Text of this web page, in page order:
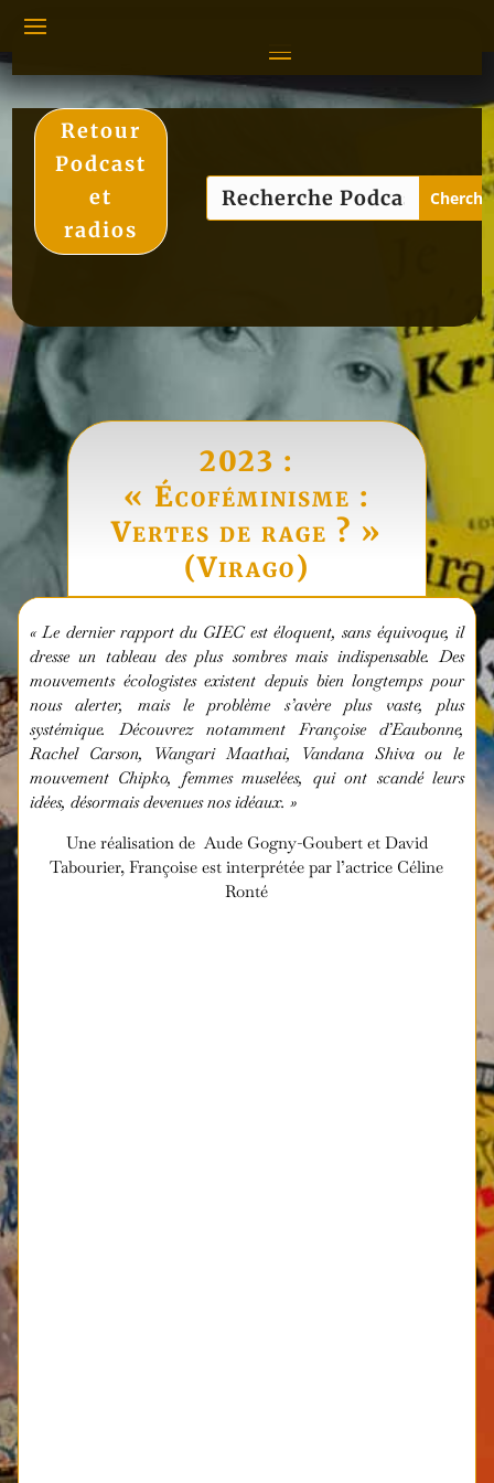
Retour
Podcast
et
radios
2023 :
« Écoféminisme :
Vertes de rage ? »
(Virago)
« Le dernier rapport du GIEC est éloquent, sans équivoque, il
dresse un tableau des plus sombres mais indispensable. Des
mouvements écologistes existent depuis bien longtemps pour
nous alerter, mais le problème s’avère plus vaste, plus
systémique. Découvrez notamment Françoise d’Eaubonne,
Rachel Carson, Wangari Maathai, Vandana Shiva ou le
mouvement Chipko, femmes muselées, qui ont scandé leurs
idées, désormais devenues nos idéaux. »
Une réalisation de Aude Gogny-Goubert et David
Tabourier, Françoise est interprétée par l’actrice Céline
Ronté